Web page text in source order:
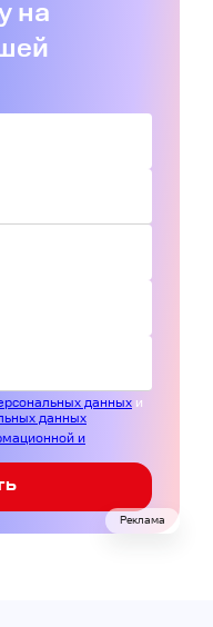
на
данных и
данных
и
Реклама